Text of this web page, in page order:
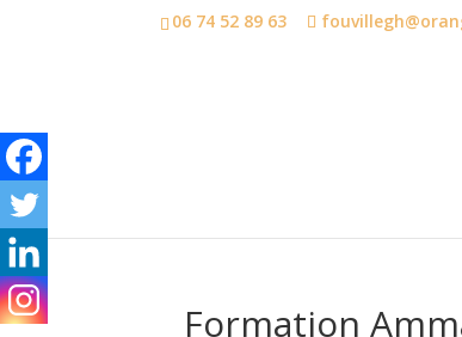
06 74 52 89 63
Formation